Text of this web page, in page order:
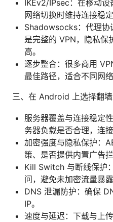
IKEv2/IPsec：在移动
网络切换时维持连接稳定
Shadowsocks：代理协
是完整的 VPN，隐私保
高。
逐步整合：很多商用
最佳路径，适合不同网
三、在 Android 上选择翻
服务器覆盖与连接稳定
务器负载是否合理，连接
加密强度与隐私保护：
策、是否提供内置广告
Kill Switch 与断线保护
问，避免未加密流量暴露
DNS 泄漏防护：确保
IP。
速度与延迟：下载与上